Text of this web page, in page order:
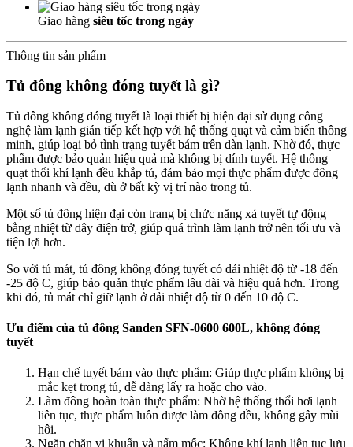
Giao hàng siêu tốc trong ngày
Thông tin sản phẩm
Tủ đông không đóng tuyết là gì?
Tủ đông không đóng tuyết là loại thiết bị hiện đại sử dụng công
nghệ làm lạnh gián tiếp kết hợp với hệ thống quạt và cảm biến thông
minh, giúp loại bỏ tình trạng tuyết bám trên dàn lạnh. Nhờ đó, thực
phẩm được bảo quản hiệu quả mà không bị dính tuyết. Hệ thống
quạt thổi khí lạnh đều khắp tủ, đảm bảo mọi thực phẩm được đông
lạnh nhanh và đều, dù ở bất kỳ vị trí nào trong tủ.
Một số tủ đông hiện đại còn trang bị chức năng xả tuyết tự động
bằng nhiệt từ dây điện trở, giúp quá trình làm lạnh trở nên tối ưu và
tiện lợi hơn.
So với tủ mát, tủ đông không đóng tuyết có dải nhiệt độ từ -18 đến
-25 độ C, giúp bảo quản thực phẩm lâu dài và hiệu quả hơn. Trong
khi đó, tủ mát chỉ giữ lạnh ở dải nhiệt độ từ 0 đến 10 độ C.
Ưu điểm của tủ đông Sanden SFN-0600 600L, không đóng
tuyết
Hạn chế tuyết bám vào thực phẩm: Giúp thực phẩm không bị
mắc kẹt trong tủ, dễ dàng lấy ra hoặc cho vào.
Làm đông hoàn toàn thực phẩm: Nhờ hệ thống thổi hơi lạnh
liên tục, thực phẩm luôn được làm đông đều, không gây mùi
hôi.
Ngăn chặn vi khuẩn và nấm mốc: Không khí lạnh liên tục lưu